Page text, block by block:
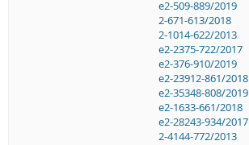
e2-509-889/2019
2-671-613/2018
2-1014-622/2013
e2-2375-722/2017
e2-376-910/2019
e2-23912-861/2018
e2-35348-808/2019
e2-1633-661/2018
e2-28243-934/2017
2-4144-772/2013